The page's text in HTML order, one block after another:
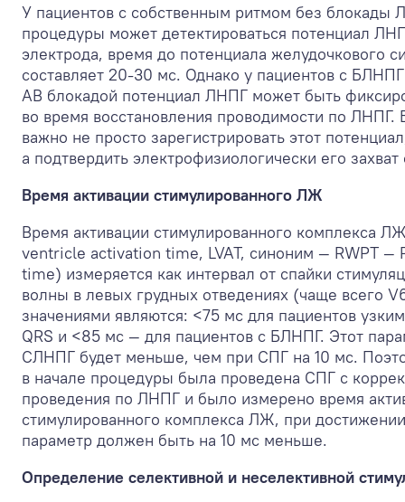
У пациентов с собственным ритмом без блокады
процедуры может детектироваться потенциал
электрода, время до потенциала желудочкового
составляет 20-30 мс. Однако у пациентов с
АВ блокадой потенциал ЛНПГ может быть
во время восстановления проводимости по ЛНПГ.
важно не просто зарегистрировать этот
а подтвердить электрофизиологически его
Время активации стимулированного ЛЖ
Время активации стимулированного комплекса
ventricle activation time, LVAT, синоним — RWPT —
time) измеряется как интервал от спайки
волны в левых грудных отведениях (чаще всего
значениями являются: <75 мс для пациентов
QRS и <85 мс — для пациентов с БЛНПГ. Этот
СЛНПГ будет меньше, чем при СПГ на 10 мс.
в начале процедуры была проведена СПГ с
проведения по ЛНПГ и было измерено время
стимулированного комплекса ЛЖ, при
параметр должен быть на 10 мс меньше.
Определение селективной и неселективной